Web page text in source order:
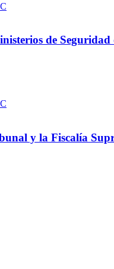
de Seguridad
y la Fiscalía